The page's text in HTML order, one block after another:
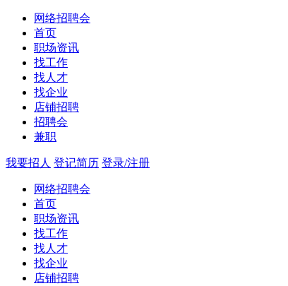
网络招聘会
首页
职场资讯
找工作
找人才
找企业
店铺招聘
招聘会
兼职
我要招人 登记简历 登录/注册
网络招聘会
首页
职场资讯
找工作
找人才
找企业
店铺招聘